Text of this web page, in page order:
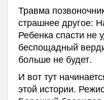
Травма
страшнее другое:
Ребенка спасти не
беспощадный
больше не будет.
И вот тут
этой истории.